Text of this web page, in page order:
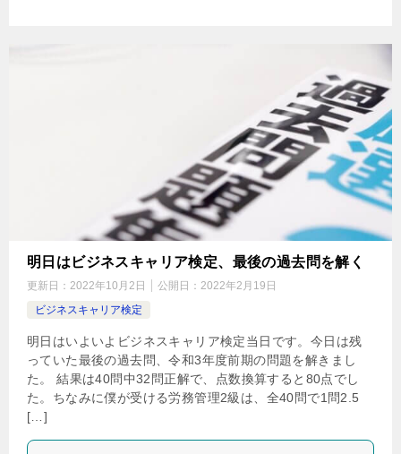
明日はビジネスキャリア検定、最後の過去問を解く
更新日： 2022年10月2日 公開日： 2022年2月19日
ビジネスキャリア検定
明日はいよいよビジネスキャリア検定当日です。今日は残
っていた最後の過去問、令和3年度前期の問題を解きまし
た。 結果は40問中32問正解で、点数換算すると80点でし
た。ちなみに僕が受ける労務管理2級は、全40問で1問2.5
[…]